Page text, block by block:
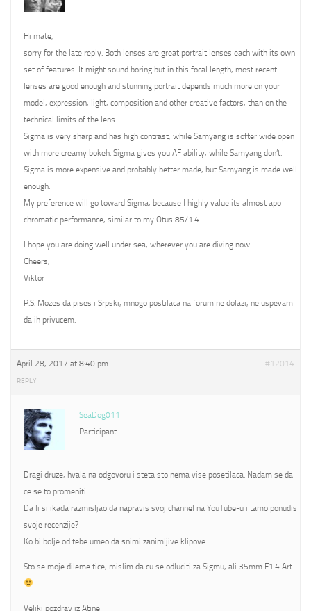
Hi mate,
sorry for the late reply. Both lenses are great portrait lenses each with its own
set of features. It might sound boring but in this focal length, most recent
lenses are good enough and stunning portrait depends much more on your
model, expression, light, composition and other creative factors, than on the
technical limits of the lens.
Sigma is very sharp and has high contrast, while Samyang is softer wide open
with more creamy bokeh. Sigma gives you AF ability, while Samyang don’t.
Sigma is more expensive and probably better made, but Samyang is made well
enough.
My preference will go toward Sigma, because I highly value its almost apo
chromatic performance, similar to my Otus 85/1.4.
I hope you are doing well under sea, wherever you are diving now!
Cheers,
Viktor
P.S. Mozes da pises i Srpski, mnogo postilaca na forum ne dolazi, ne uspevam
da ih privucem.
April 28, 2017 at 8:40 pm #12014
REPLY
SeaDog011
Participant
Dragi druze, hvala na odgovoru i steta sto nema vise posetilaca. Nadam se da
ce se to promeniti.
Da li si ikada razmisljao da napravis svoj channel na YouTube-u i tamo ponudis
svoje recenzije?
Ko bi bolje od tebe umeo da snimi zanimljive klipove.
Sto se moje dileme tice, mislim da cu se odluciti za Sigmu, ali 35mm F1.4 Art
Veliki pozdrav iz Atine